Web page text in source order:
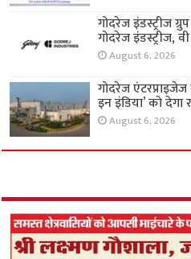
गोदरेज इंडस्ट्रीज
गोदरेज इंडस्ट्रीज, वी
August 6, 2026
गोदरेज एंटरप्राइजेज
इन इंडिया’ को देगा
August 6, 2026